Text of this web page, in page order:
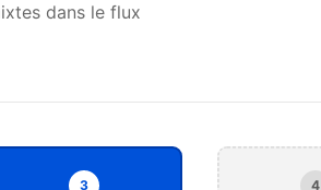
dans le flux
3 4